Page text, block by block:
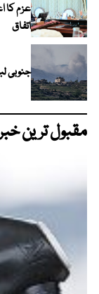
عزم کا
اتفاق
جنوبی
مقبول ترین